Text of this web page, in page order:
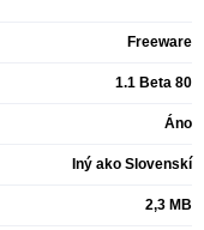
Freeware
1.1 Beta 80
Áno
Iný ako Slovenskí
2,3 MB